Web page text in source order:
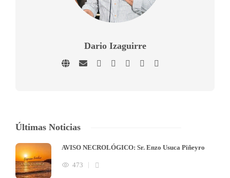
Dario Izaguirre
Últimas Noticias
AVISO NECROLÓGICO: Sr. Enzo Usuca Piñeyro
473